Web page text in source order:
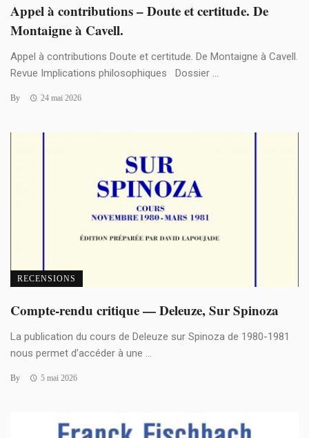
Appel à contributions – Doute et certitude. De
Montaigne à Cavell.
Appel à contributions Doute et certitude. De Montaigne à Cavell.
Revue Implications philosophiques Dossier ...
By 24 mai 2026
RECENSIONS
Compte-rendu critique — Deleuze, Sur Spinoza
La publication du cours de Deleuze sur Spinoza de 1980-1981
nous permet d’accéder à une ...
By 5 mai 2026